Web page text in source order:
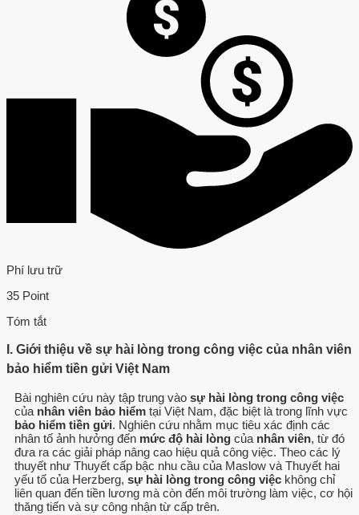
Phí lưu trữ
35 Point
Tóm tắt
I. Giới thiệu về sự hài lòng trong công việc của nhân viên
bảo hiểm tiền gửi Việt Nam
Bài nghiên cứu này tập trung vào sự hài lòng trong công việc
của nhân viên bảo hiểm tại Việt Nam, đặc biệt là trong lĩnh vực
bảo hiểm tiền gửi. Nghiên cứu nhằm mục tiêu xác định các
nhân tố ảnh hưởng đến mức độ hài lòng của nhân viên, từ đó
đưa ra các giải pháp nâng cao hiệu quả công việc. Theo các lý
thuyết như Thuyết cấp bậc nhu cầu của Maslow và Thuyết hai
yếu tố của Herzberg, sự hài lòng trong công việc không chỉ
liên quan đến tiền lương mà còn đến môi trường làm việc, cơ hội
thăng tiến và sự công nhận từ cấp trên.